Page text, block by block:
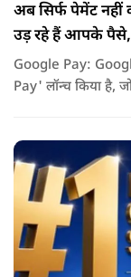
अब सिर्फ पेमेंट नहीं
उड़ रहे हैं आपके पैसे,
Google Pay: Google ने इसमें एक नया AI फीचर 'Ask Google
Pay' लॉन्च किया है,